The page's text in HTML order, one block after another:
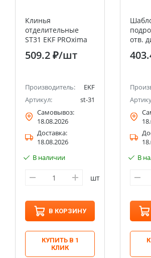
Клинья
отделительные
ST31 EKF PROxima
509.2 ₽/шт
Производитель:
EKF
Артикул:
st-31
Самовывоз:
18.08.2026
Доставка:
18.08.2026
В наличии
шт
В КОРЗИНУ
КУПИТЬ В 1
КЛИК
отв.
EKF
В